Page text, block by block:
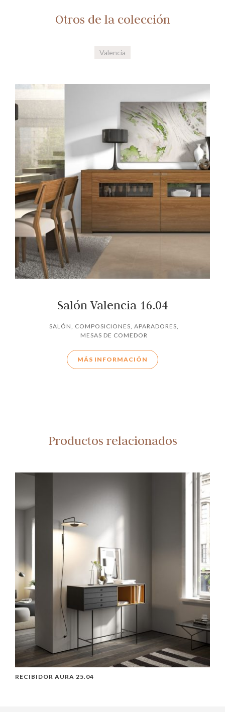
Otros de la colección
Valencia
Salón Valencia 16.04
SALÓN COMPOSICIONES APARADORES
MESAS DE COMEDOR
MÁS INFORMACIÓN
Productos relacionados
RECIBIDOR AURA 25.04